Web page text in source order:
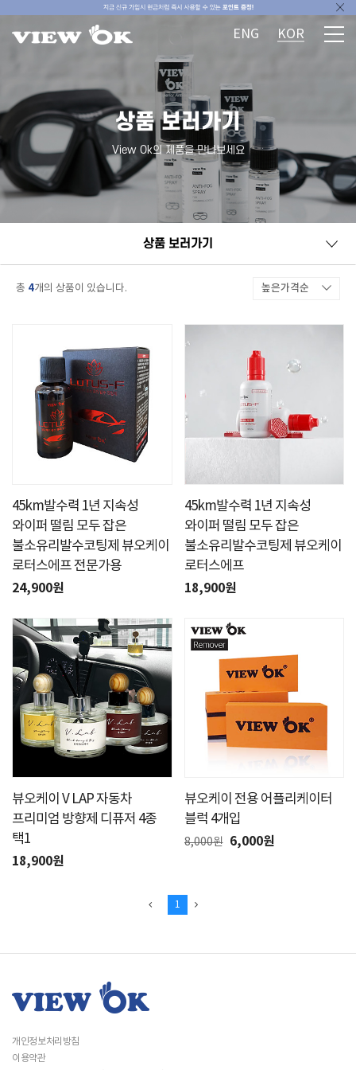
ENG KOR
상품 보러가기
View Ok의 제품을 만나보세요
상품 보러가기
총 4개의 상품이 있습니다. 높은가격순
45km발수력 1년 지속성
와이퍼 떨림 모두 잡은
불소유리발수코팅제 뷰오케이
로터스에프 전문가용
24,900원
45km발수력 1년 지속성
와이퍼 떨림 모두 잡은
불소유리발수코팅제 뷰오케이
로터스에프
18,900원
뷰오케이 V LAP 자동차
프리미엄 방향제 디퓨저 4종
택1
18,900원
뷰오케이 전용 어플리케이터
블럭 4개입
8,000원 6,000원
1
개인정보처리방침
이용약관